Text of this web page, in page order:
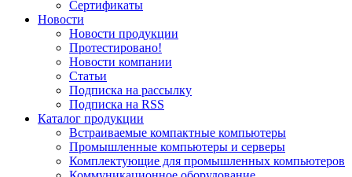
Сертификаты
Новости
Новости продукции
Протестировано!
Новости компании
Статьи
Подписка на рассылку
Подписка на RSS
Каталог продукции
Встраиваемые компактные компьютеры
Промышленные компьютеры и серверы
Комплектующие для промышленных компьютеров